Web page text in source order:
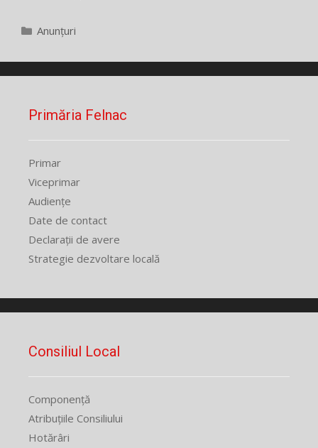
Categorii
Anunțuri
Primăria Felnac
Primar
Viceprimar
Audiențe
Date de contact
Declarații de avere
Strategie dezvoltare locală
Consiliul Local
Componență
Atribuțiile Consiliului
Hotărâri